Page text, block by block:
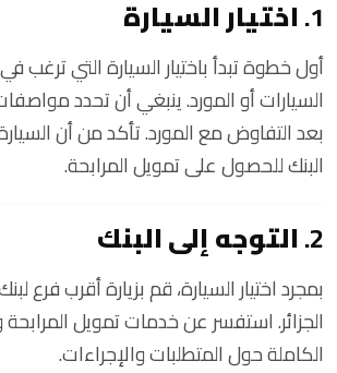
1. اختيار السيارة
أول خطوة تبدأ باختيار السيارة التي ترغب
السيارات أو المورد. ينبغي أن تحدد
بعد التفاوض مع المورد. تأكد من أن
البنك للحصول على تمويل المرابحة.
2. التوجه إلى البنك
الجزائر. استفسر عن خدمات تمويل
الكاملة حول المتطلبات والإجراءات.